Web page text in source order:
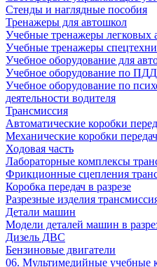
Стенды и наглядные пособия
Тренажеры для автошкол
Учебные тренажеры легковых
Учебные тренажеры
Учебное оборудование для
Учебное оборудование по ПДД
Учебное оборудование по
деятельности водителя
Трансмиссия
Автоматические коробки
Механические коробки
Ходовая часть
Лабораторные комплексы
Фрикционные сцепления
Коробка передач в разрезе
Разрезные изделия
Детали машин
Модели деталей машин в
Дизель ДВС
Бензиновые двигатели
06. Мультимедийные